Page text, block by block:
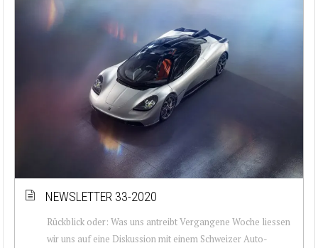
NEWSLETTER 33-2020
Rückblick oder: Was uns antreibt Vergangene Woche liessen
wir uns auf eine Diskussion mit einem Schweizer Auto-